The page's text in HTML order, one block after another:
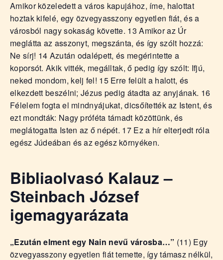
u
s
o
k
e
-
L
a
p
j
a
Amikor közeledett a város kapujához, íme, halottat
hoztak kifelé, egy özvegyasszony egyetlen fiát, és a
városból nagy sokaság követte. 13 Amikor az Úr
meglátta az asszonyt, megszánta, és így szólt hozzá:
Ne sírj! 14 Azután odalépett, és megérintette a
koporsót. Akik vitték, megálltak, ő pedig így szólt: Ifjú,
neked mondom, kelj fel! 15 Erre felült a halott, és
elkezdett beszélni; Jézus pedig átadta az anyjának. 16
Félelem fogta el mindnyájukat, dicsőítették az Istent, és
ezt mondták: Nagy próféta támadt közöttünk, és
meglátogatta Isten az ő népét. 17 Ez a hír elterjedt róla
egész Júdeában és az egész környéken.
Bibliaolvasó Kalauz –
Steinbach József
igemagyarázata
„Ezután elment egy Nain nevű városba…” (11) Egy
özvegyasszony egyetlen fiát temette, így támasz nélkül,